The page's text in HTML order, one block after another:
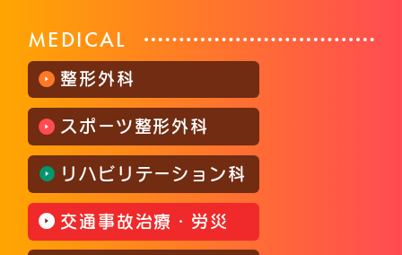
MEDICAL
整形外科
スポーツ整形外科
リハビリテーション科
交通事故治療・労災